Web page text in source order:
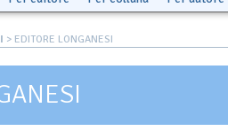
> EDITORE LONGANESI